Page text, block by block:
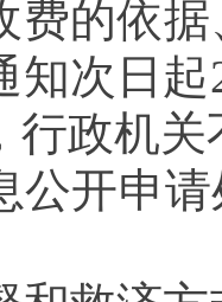
费的依
知次日
行政机
开申请